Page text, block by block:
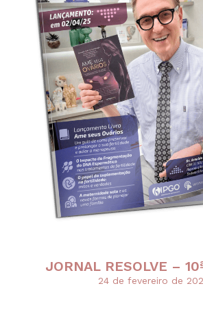
JORNAL RESOLVE –
24 de fevereiro de